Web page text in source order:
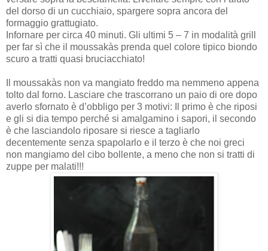
del dorso di un cucchiaio, spargere sopra ancora del
formaggio grattugiato.
Infornare per circa 40 minuti. Gli ultimi 5 – 7 in modalità grill
per far sì che il moussakàs prenda quel colore tipico biondo
scuro a tratti quasi bruciacchiato!
Il moussakàs non va mangiato freddo ma nemmeno appena
tolto dal forno. Lasciare che trascorrano un paio di ore dopo
averlo sfornato è d’obbligo per 3 motivi: Il primo è che riposi
e gli si dia tempo perché si amalgamino i sapori, il secondo
è che lasciandolo riposare si riesce a tagliarlo
decentemente senza spapolarlo e il terzo è che noi greci
non mangiamo del cibo bollente, a meno che non si tratti di
zuppe per malati!!!